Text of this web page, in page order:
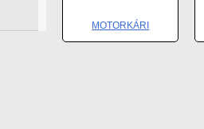
MOTORKÁRI